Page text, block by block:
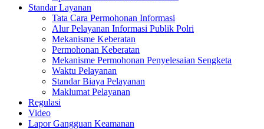
Standar Layanan
Tata Cara Permohonan Informasi
Alur Pelayanan Informasi Publik Polri
Mekanisme Keberatan
Permohonan Keberatan
Mekanisme Permohonan Penyelesaian Sengketa
Waktu Pelayanan
Standar Biaya Pelayanan
Maklumat Pelayanan
Regulasi
Video
Lapor Gangguan Keamanan